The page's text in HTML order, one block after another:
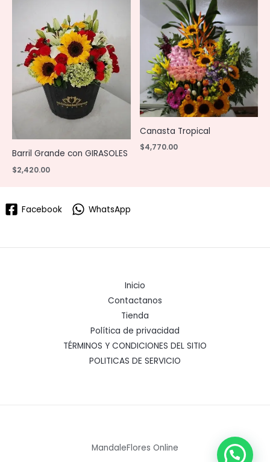
Barril Grande con GIRASOLES
$2,420.00
Canasta Tropical
$4,770.00
Facebook WhatsApp
Inicio
Contactanos
Tienda
Política de privacidad
TÉRMINOS Y CONDICIONES DEL SITIO
POLITICAS DE SERVICIO
MandaleFlores Online